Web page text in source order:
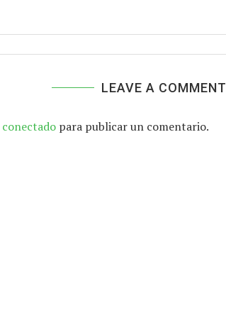
LEAVE A COMMENT
conectado para publicar un comentario.